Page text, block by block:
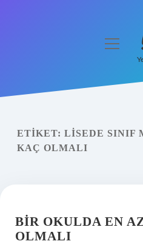
Yasal Uyarı
menüyü
ETIKET: LISEDE SINIF
KAÇ OLMALI
BIR OKULDA EN
OLMALI